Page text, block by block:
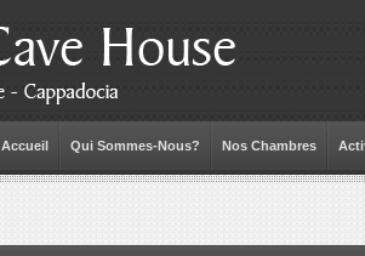
Accueil Qui Sommes-Nous? Nos Chambres